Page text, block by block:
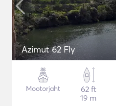
Azimut 62 Fly
Mootorjaht
62 ft
19 m